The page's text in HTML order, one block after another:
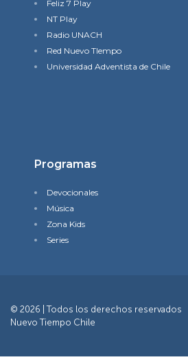
Feliz 7 Play
NT Play
Radio UNACH
Red Nuevo TIempo
Universidad Adventista de Chile
Programas
Devocionales
Música
Zona Kids
Series
© 2026 | Todos los derechos reservados
Nuevo Tiempo Chile